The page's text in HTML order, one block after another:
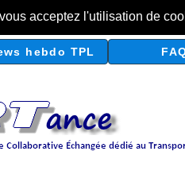
acceptez l'utilisation de
hebdo TPL